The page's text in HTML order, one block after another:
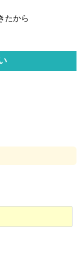
たから